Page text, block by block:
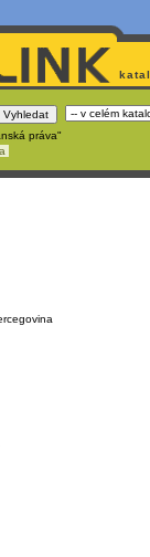
práva"